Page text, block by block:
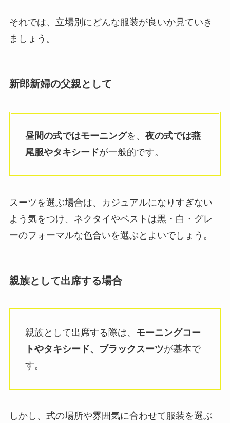
それでは、立場別にどんな服装が良いか見ていき
ましょう。
新郎新婦の父親として
昼間の式ではモーニングを、 夜の式では燕
尾服やタキシードが一般的です。
スーツを選ぶ場合は、カジュアルになりすぎない
よう気をつけ、ネクタイやベストは黒・白・グレ
ーのフォーマルな色合いを選ぶとよいでしょう。
親族として出席する場合
親族として出席する際は、 モーニングコー
トやタキシード、ブラックスーツが基本で
す。
しかし、式の場所や雰囲気に合わせて服装を選ぶ